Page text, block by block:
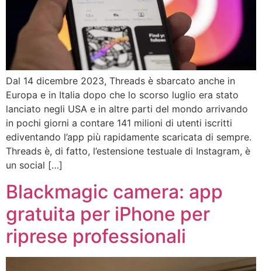
Dal 14 dicembre 2023, Threads è sbarcato anche in
Europa e in Italia dopo che lo scorso luglio era stato
lanciato negli USA e in altre parti del mondo arrivando
in pochi giorni a contare 141 milioni di utenti iscritti
ediventando l’app più rapidamente scaricata di sempre.
Threads è, di fatto, l’estensione testuale di Instagram, è
un social […]
Blackmagic camera: app
gratuita per iPhone per
riprese professionali